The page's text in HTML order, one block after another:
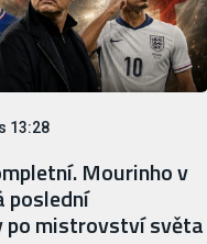
13:28
Mourinho v
poslední
po mistrovství světa